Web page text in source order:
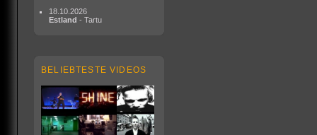
18.10.2026
Estland - Tartu
BELIEBTESTE VIDEOS